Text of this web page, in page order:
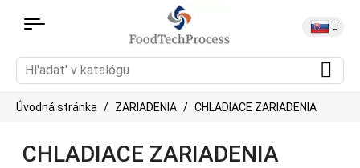
Úvodná stránka ZARIADENIA CHLADIACE ZARIADENIA
CHLADIACE ZARIADENIA